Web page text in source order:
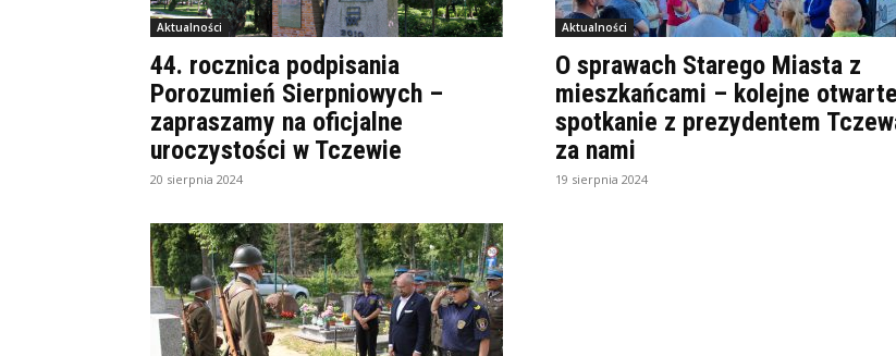
Aktualności
44. rocznica podpisania
Porozumień Sierpniowych –
zapraszamy na oficjalne
uroczystości w Tczewie
20 sierpnia 2024
Aktualności
O sprawach Starego Miasta z
mieszkańcami – kolejne otwarte
spotkanie z prezydentem
za nami
19 sierpnia 2024